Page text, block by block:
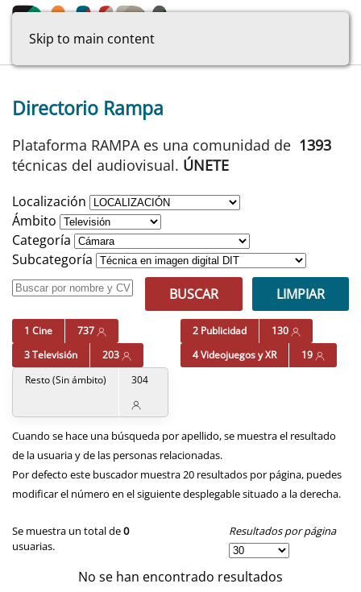
Skip to main content
Directorio Rampa
Plataforma RAMPA es una comunidad de 1393
técnicas del audiovisual. ÚNETE
Localización
Ámbito
Categoría
Subcategoría
BUSCAR
LIMPIAR
1 Cine 737 2 Publicidad
130
3 Televisión
203 4 Videojuegos y XR
19
Resto (Sin ámbito)
304
Cuando se hace una búsqueda por apellido, se muestra el resultado
de la usuaria y de las personas relacionadas.
Por defecto este buscador muestra 20 resultados por página, puedes
modificar el número en el siguiente desplegable situado a la derecha.
Se muestra un total de0
usuarias.
Resultados por página
No se han encontrado resultados